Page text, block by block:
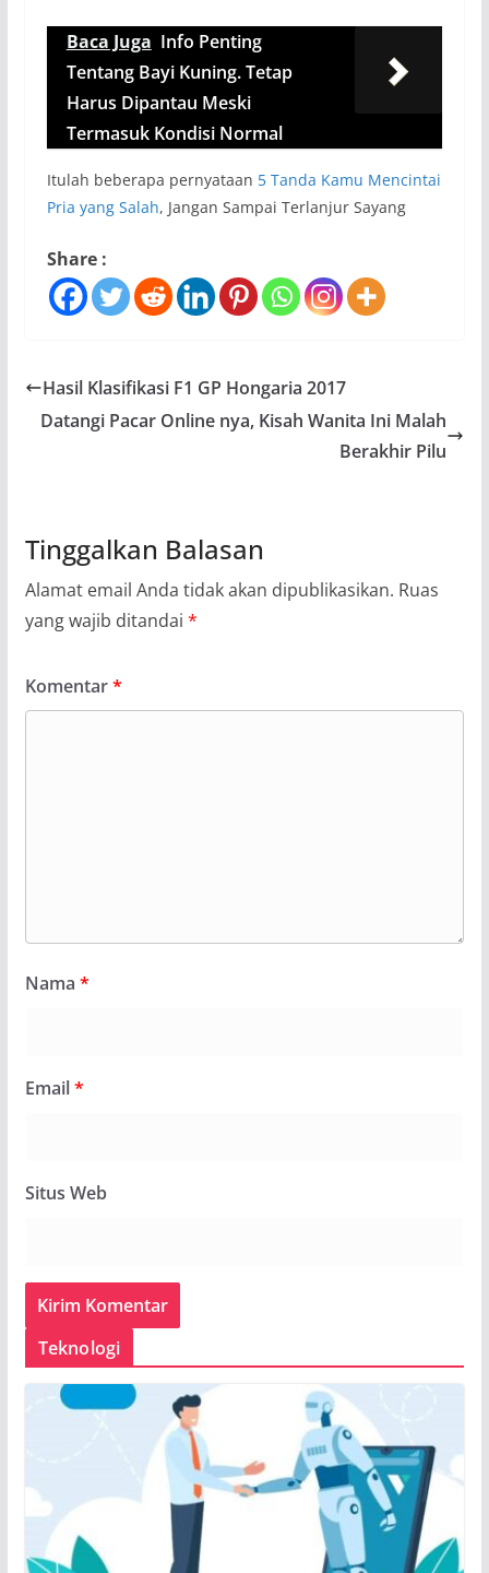
Baca Juga Info Penting
Tentang Bayi Kuning. Tetap
Harus Dipantau Meski
Termasuk Kondisi Normal
Itulah beberapa pernyataan 5 Tanda Kamu Mencintai
Pria yang Salah, Jangan Sampai Terlanjur Sayang
Share :
Hasil Klasifikasi F1 GP Hongaria 2017
Datangi Pacar Online nya, Kisah Wanita Ini Malah
Berakhir Pilu
Tinggalkan Balasan
Alamat email Anda tidak akan dipublikasikan. Ruas
yang wajib ditandai *
Komentar*
Nama *
Email*
Situs Web
Teknologi